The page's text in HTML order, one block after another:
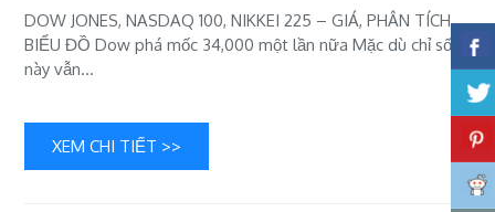
DOW JONES, NASDAQ 100, NIKKEI 225 – GIÁ, PHÂN TÍCH,
BIỂU ĐỒ ​Dow phá mốc 34,000 một lần nữa ​Mặc dù chỉ số
này vẫn…
XEM CHI TIẾT >>